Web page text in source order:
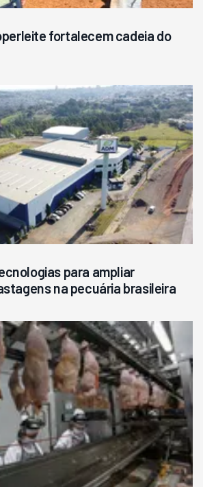
fortalecem cadeia do
para ampliar
na pecuária brasileira